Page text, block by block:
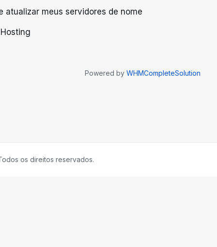
atualizar meus servidores de nome
Powered by WHMCompleteSolution
os direitos reservados.